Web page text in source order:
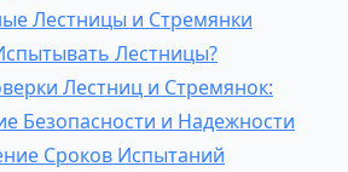
Лестницы и Стремянки
Лестницы?
Лестниц и Стремянок:
Безопасности и Надежности
Сроков Испытаний